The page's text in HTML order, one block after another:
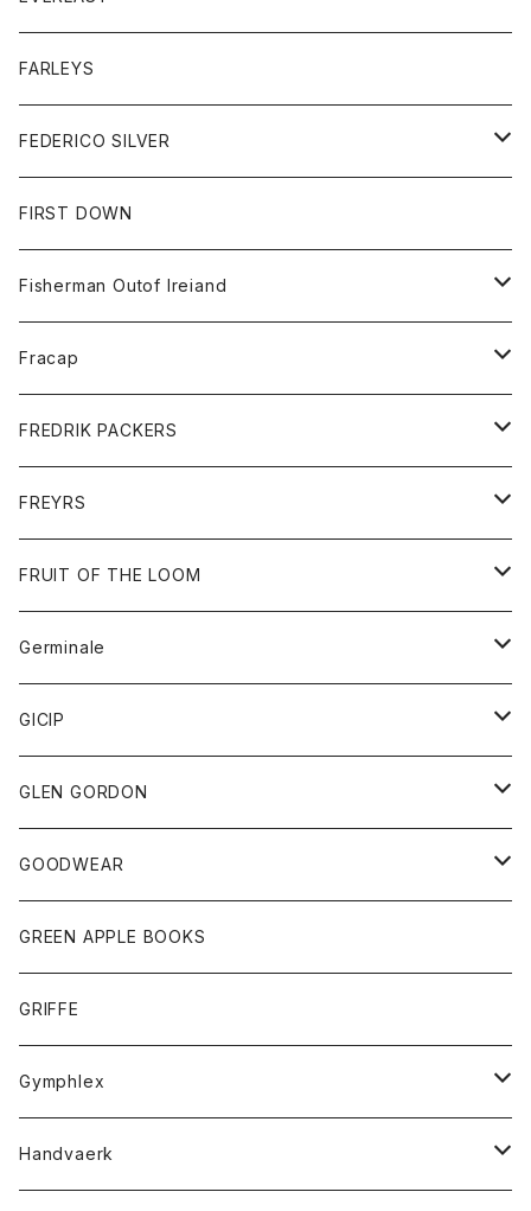
シャツ
セーター
ボトム
ショートパンツ
パンツ
レディース
コート
ジャケット
Tシャツ
ボトム
トップス
ジャケット
スエットシャツ
ボトム
スエットパンツ
グッズ
帽子
FARLEYS
FEDERICO SILVER
アクセサリー
FIRST DOWN
Fisherman Outof Ireiand
ニット
Fracap
グッズ
靴
FREDRIK PACKERS
アクセサリー
バッグ
FREYRS
サングラス
FRUIT OF THE LOOM
アウター
パーカー
グッズ
ネクタイ
チーフ
トップス
シャツ
タンクトップ
ボトム
ショートパンツ
スカート
レディース
スカート
Tシャツ
Germinale
靴
サンダル
GICIP
トップス
Tシャツ
GLEN GORDON
グッズ
手袋
GOODWEAR
トップス
Tシャツ
GREEN APPLE BOOKS
GRIFFE
Gymphlex
アウター
Handvaerk